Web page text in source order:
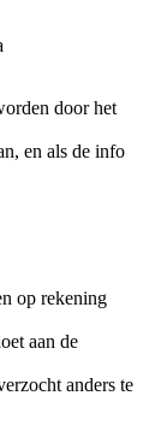
door het
en als de info
op rekening
aan de
anders te